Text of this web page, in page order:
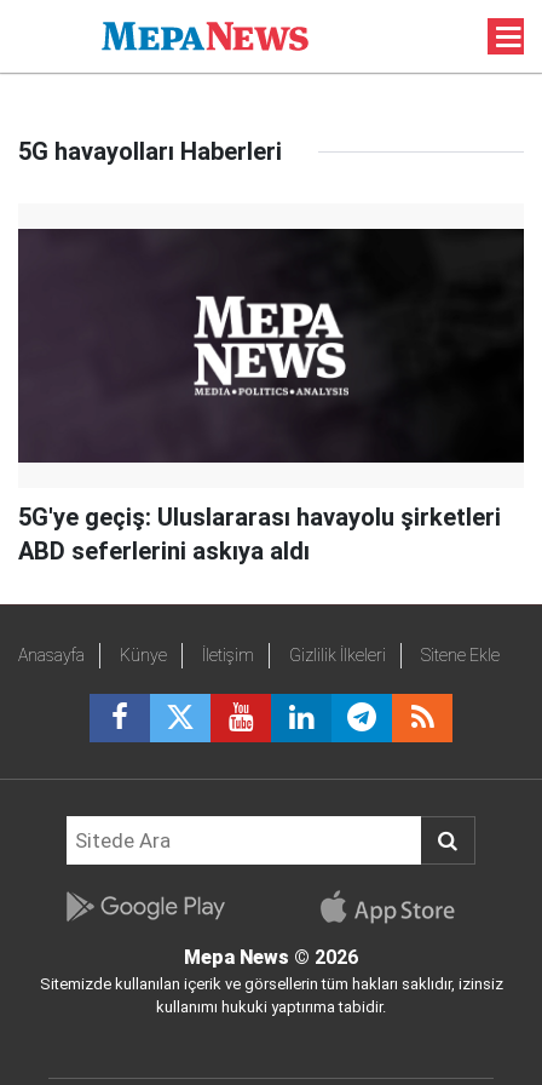
5G havayolları Haberleri
5G'ye geçiş: Uluslararası havayolu şirketleri
ABD seferlerini askıya aldı
Anasayfa Künye İletişim Gizlilik İlkeleri Sitene Ekle
Mepa News © 2026
Sitemizde kullanılan içerik ve görsellerin tüm hakları saklıdır, izinsiz
kullanımı hukuki yaptırıma tabidir.